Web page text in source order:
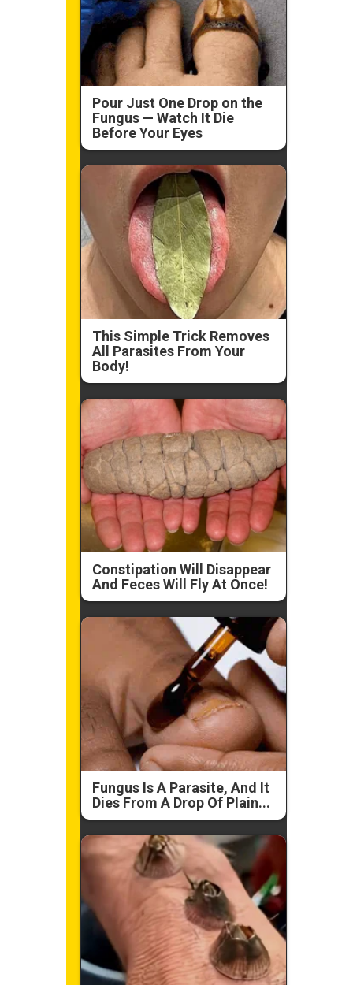
Pour Just One Drop on the
Fungus — Watch It Die
Before Your Eyes
This Simple Trick Removes
All Parasites From Your
Body!
Constipation Will Disappear
And Feces Will Fly At Once!
Fungus Is A Parasite, And It
Dies From A Drop Of Plain...